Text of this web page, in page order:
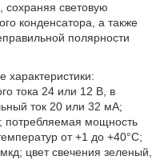
световую
конденсатора, а также
полярности
тока 24 или 12 В, в
ток 20 или 32 мА;
потребляемая мощность
от +1 до +40°С;
цвет свечения зеленый,